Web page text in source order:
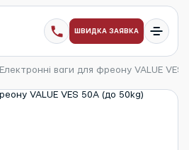
ШВИДКА ЗАЯВКА
Електронні ваги для фреону VALUE